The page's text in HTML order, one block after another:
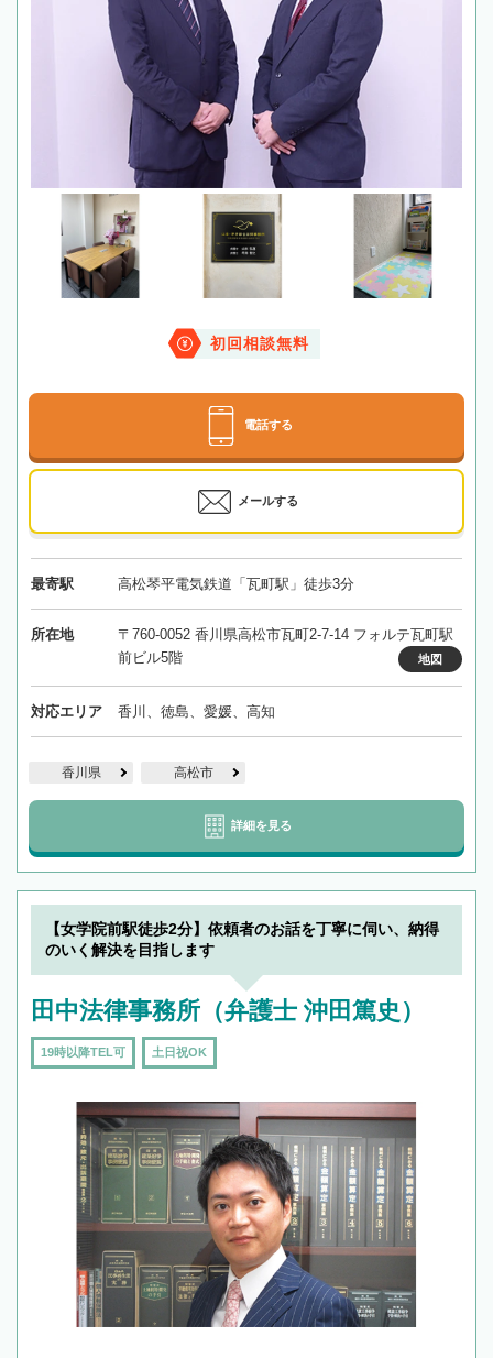
初回相談無料
電話する
メールする
最寄駅 高松琴平電気鉄道「瓦町駅」徒歩3分
所在地
〒760-0052 香川県高松市瓦町2-7-14 フォルテ瓦町駅
前ビル5階
地図
対応エリア 香川、徳島、愛媛、高知
香川県 高松市
詳細を見る
【女学院前駅徒歩2分】依頼者のお話を丁寧に伺い、納得
のいく解決を目指します
田中法律事務所（弁護士 沖田篤史）
19時以降TEL可 土日祝OK